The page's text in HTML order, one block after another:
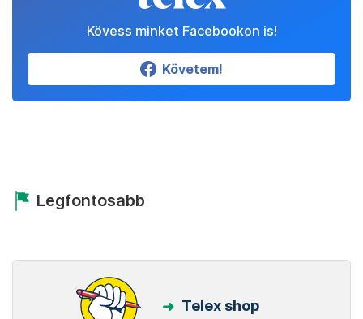
Kövess minket Facebookon is!
Követem!
Legfontosabb
Telex shop